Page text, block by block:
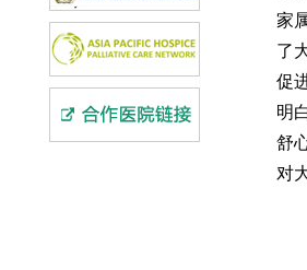
家
了
促
明
舒
对